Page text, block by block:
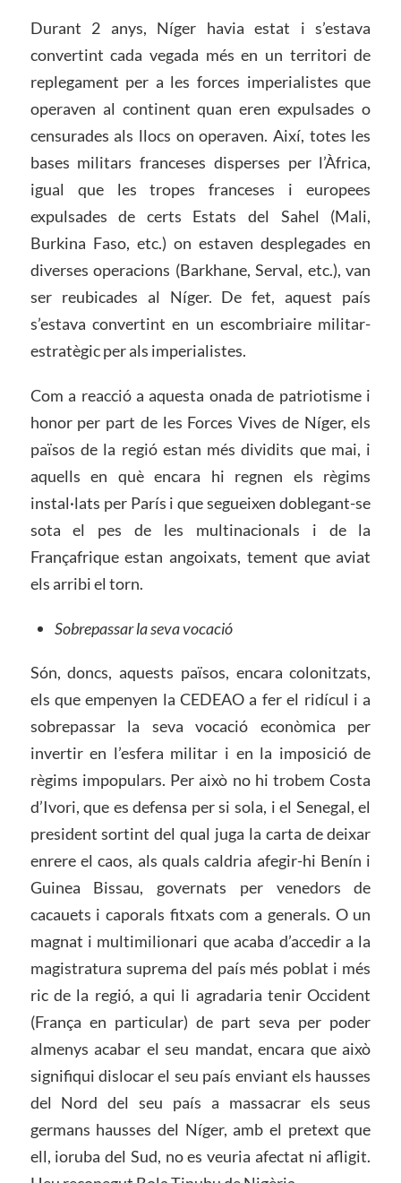
Durant 2 anys, Níger havia estat i s’estava
convertint cada vegada més en un territori de
replegament per a les forces imperialistes que
operaven al continent quan eren expulsades o
censurades als llocs on operaven. Així, totes les
bases militars franceses disperses per l’Àfrica,
igual que les tropes franceses i europees
expulsades de certs Estats del Sahel (Mali,
Burkina Faso, etc.) on estaven desplegades en
diverses operacions (Barkhane, Serval, etc.), van
ser reubicades al Níger. De fet, aquest país
s’estava convertint en un escombriaire militar-
estratègic per als imperialistes.
Com a reacció a aquesta onada de patriotisme i
honor per part de les Forces Vives de Níger, els
països de la regió estan més dividits que mai, i
aquells en què encara hi regnen els règims
instal·lats per París i que segueixen doblegant-se
sota el pes de les multinacionals i de la
Françafrique estan angoixats, tement que aviat
els arribi el torn.
Sobrepassar la seva vocació
Són, doncs, aquests països, encara colonitzats,
els que empenyen la CEDEAO a fer el ridícul i a
sobrepassar la seva vocació econòmica per
invertir en l’esfera militar i en la imposició de
règims impopulars. Per això no hi trobem Costa
d’Ivori, que es defensa per si sola, i el Senegal, el
president sortint del qual juga la carta de deixar
enrere el caos, als quals caldria afegir-hi Benín i
Guinea Bissau, governats per venedors de
cacauets i caporals fitxats com a generals. O un
magnat i multimilionari que acaba d’accedir a la
magistratura suprema del país més poblat i més
ric de la regió, a qui li agradaria tenir Occident
(França en particular) de part seva per poder
almenys acabar el seu mandat, encara que això
signifiqui dislocar el seu país enviant els hausses
del Nord del seu país a massacrar els seus
germans hausses del Níger, amb el pretext que
ell, ioruba del Sud, no es veuria afectat ni afligit.